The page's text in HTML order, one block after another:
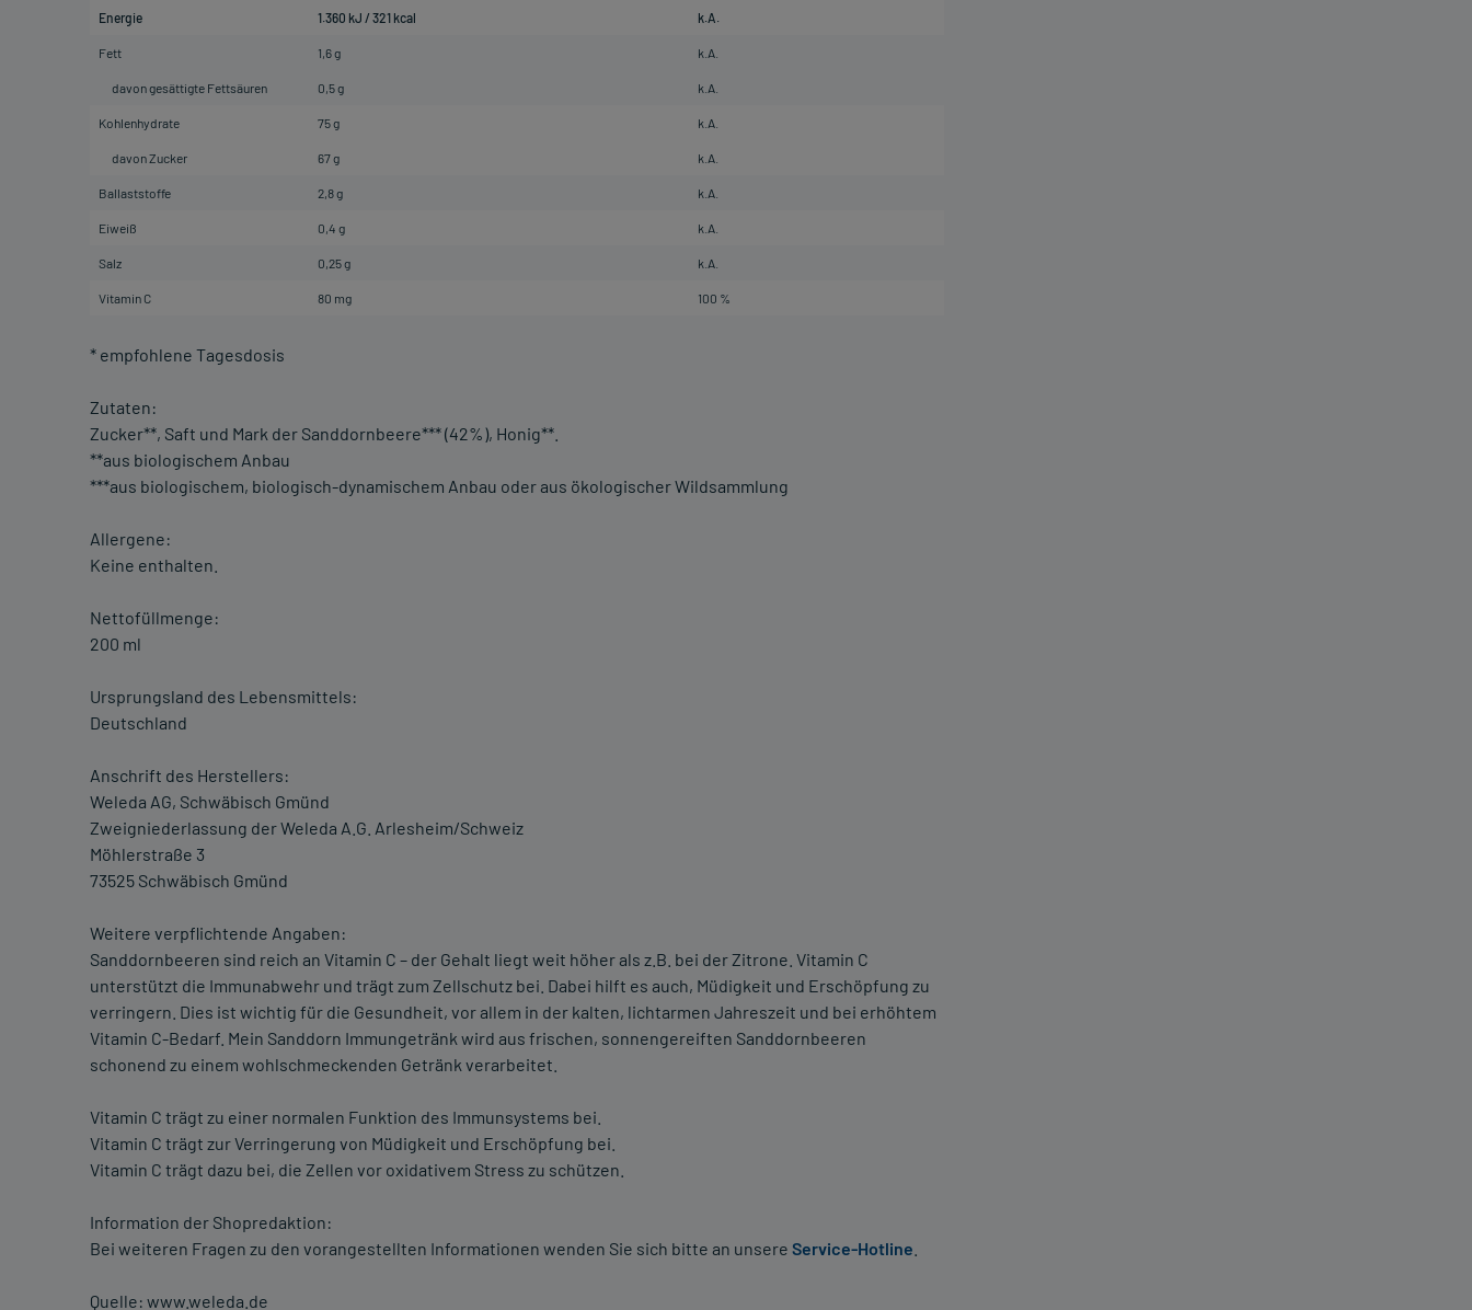
Energie 1.360 kJ / 321 kcal k.A.
Fett 1,6 g k.A.
davon gesättigte Fettsäuren 0,5 g k.A.
Kohlenhydrate 75 g k.A.
davon Zucker 67 g k.A.
Ballaststoffe 2,8 g k.A.
Eiweiß 0,4 g k.A.
Salz 0,25 g k.A.
Vitamin C 80 mg 100 %
* empfohlene Tagesdosis
Zutaten:
Zucker**, Saft und Mark der Sanddornbeere*** (42%), Honig**.
**aus biologischem Anbau
***aus biologischem, biologisch-dynamischem Anbau oder aus ökologischer Wildsammlung
Allergene:
Keine enthalten.
Nettofüllmenge:
200 ml
Ursprungsland des Lebensmittels:
Deutschland
Anschrift des Herstellers:
Weleda AG, Schwäbisch Gmünd
Zweigniederlassung der Weleda A.G. Arlesheim/Schweiz
Möhlerstraße 3
73525 Schwäbisch Gmünd
Weitere verpflichtende Angaben:
Sanddornbeeren sind reich an Vitamin C – der Gehalt liegt weit höher als z.B. bei der Zitrone. Vitamin C
unterstützt die Immunab­wehr und trägt zum Zellschutz bei. Dabei hilft es auch, Müdigkeit und Erschöpfung zu
verringern. Dies ist wichtig für die Gesundheit, vor allem in der kalten, lichtarmen Jahreszeit und bei erhöhtem
Vitamin C-Bedarf. Mein Sanddorn Immungetränk wird aus frischen, sonnengereiften Sanddornbeeren
schonend zu einem wohlschmeckenden Getränk verarbeitet.
Vitamin C trägt zu einer normalen Funktion des Immunsystems bei.
Vitamin C trägt zur Verringerung von Müdigkeit und Erschöpfung bei.
Vitamin C trägt dazu bei, die Zellen vor oxidativem Stress zu schützen.
Information der Shopredaktion:
Bei weiteren Fragen zu den vorangestellten Informationen wenden Sie sich bitte an unsere Service-Hotline
Quelle: www.weleda.de